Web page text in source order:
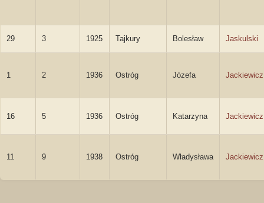
29 3 1925 Tajkury Bolesław Jaskulski
1 2 1936 Ostróg Józefa Jackiewicz
16 5 1936 Ostróg Katarzyna Jackiewicz
11 9 1938 Ostróg Władysława Jackiewicz